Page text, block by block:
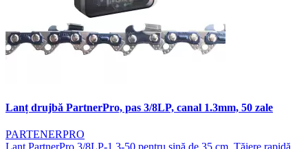
Lanț drujbă PartnerPro, pas 3/8LP, canal 1.3mm, 50 zale
PARTENERPRO
Lanț PartnerPro 3/8LP-1.3-50 pentru șină de 35 cm. Tăiere rapidă,